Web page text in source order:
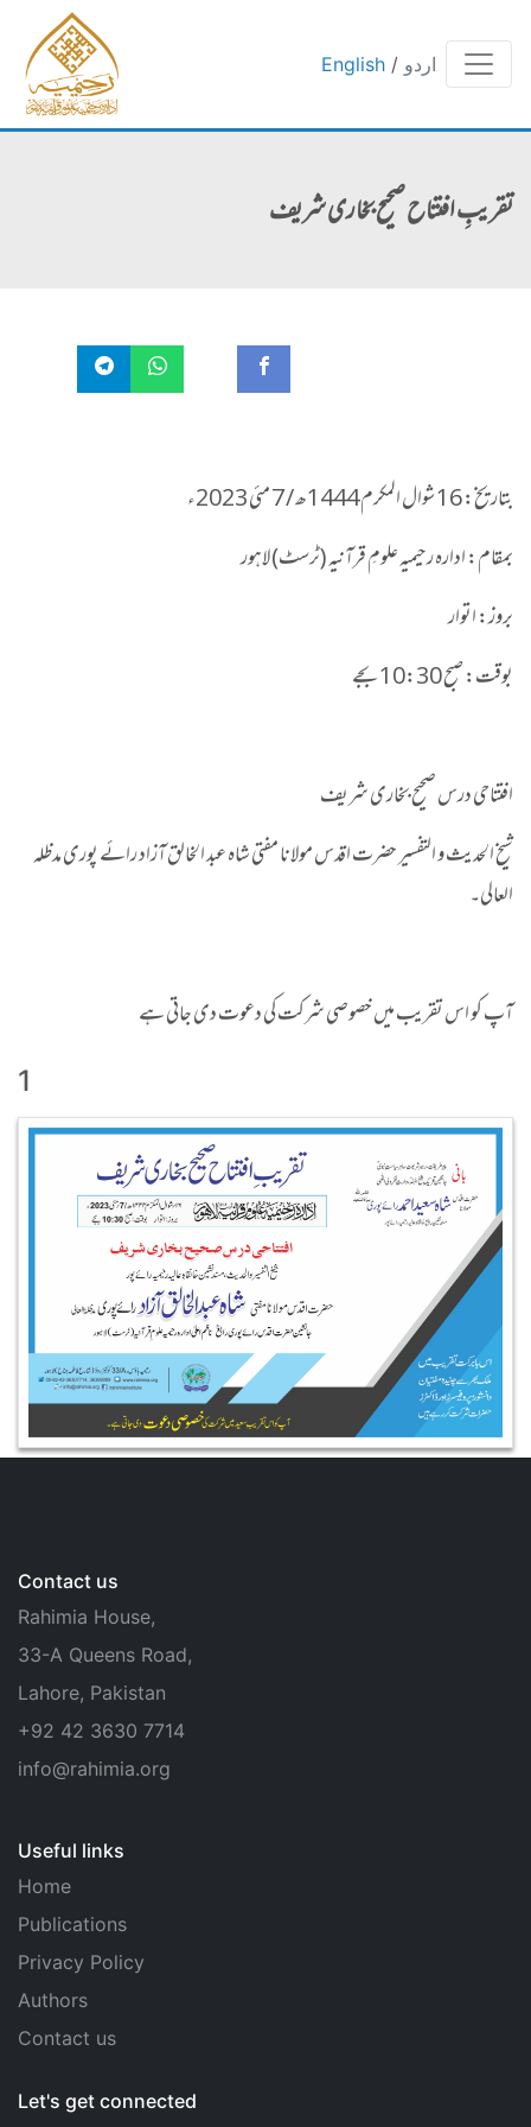
English / اردو
تقریبِ افتتاح صحیح بخاری شریف
بتاریخ: 16 شوال المکرم 1444ھ / 7 مئی 2023ء
بمقام: ادارہ رحیمیہ علومِ قرآنیہ (ٹرسٹ) لاہور
بروز: اتوار
بوقت: صبح 10:30 بجے
افتتاحی درس صحیح بخاری شریف
شیخ الحدیث و التفسیر حضرت اقدس مولانا مفتی شاہ عبد الخالق آزاد رائے پوری مدظلہ
العالی۔
آپ کو اس تقریب میں خصوصی شرکت کی دعوت دی جاتی ہے
1
Contact us
Rahimia House,
33-A Queens Road,
Lahore, Pakistan
+92 42 3630 7714
info@rahimia.org
Useful links
Home
Publications
Privacy Policy
Authors
Contact us
Let's get connected